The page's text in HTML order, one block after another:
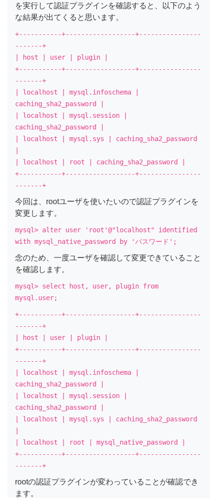
を実行して認証プラグインを確認すると、以下のよう
な結果が出てくると思います。
+-----------+------------------+----------------
-------+
| host | user | plugin |
+-----------+------------------+----------------
-------+
| localhost | mysql.infoschema |
caching_sha2_password |
| localhost | mysql.session |
caching_sha2_password |
| localhost | mysql.sys | caching_sha2_password
| localhost | root | caching_sha2_password |
+-----------+------------------+----------------
-------+
今回は、rootユーザを使いたいので認証プラグインを
変更します。
mysql> alter user 'root'@"localhost" identified
with mysql_native_password by 'パスワード';
念のため、一度ユーザを確認して変更できていること
を確認します。
mysql> select host, user, plugin from
mysql.user;
+-----------+------------------+----------------
-------+
| host | user | plugin |
+-----------+------------------+----------------
-------+
| localhost | mysql.infoschema |
caching_sha2_password |
| localhost | mysql.session |
caching_sha2_password |
| localhost | mysql.sys | caching_sha2_password
| localhost | root | mysql_native_password |
+-----------+------------------+----------------
-------+
rootの認証プラグインが変わっていることが確認でき
ます。